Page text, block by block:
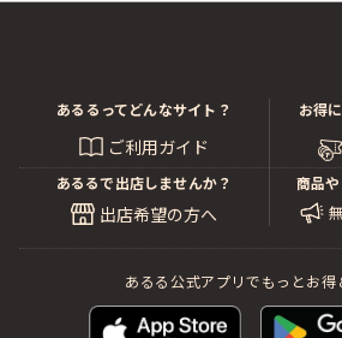
あるるってどんなサイト？
ご利用ガイド
お得
あるるで出店しませんか？
出店希望の方へ
商品
あるる公式アプリでもっとお得